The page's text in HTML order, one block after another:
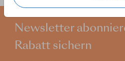
Newsletter
Rabatt sichern